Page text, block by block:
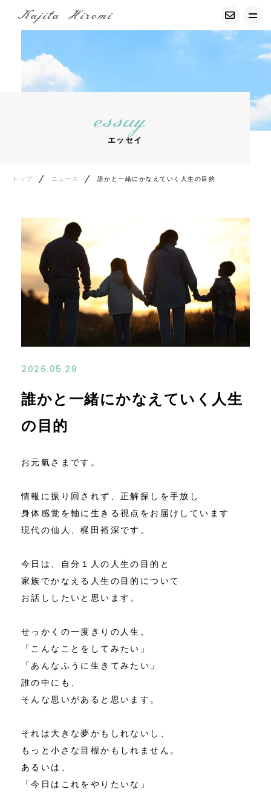
募集中の講座
プロフィール
エッセイ
お問い合わせ
アクセス
essay
エッセイ
トップ ニュース 誰かと一緒にかなえていく人生の目的
2026.05.29
誰かと一緒にかなえていく人生
の目的
お元氣さまです。
情報に振り回されず、正解探しを手放し
身体感覚を軸に生きる視点をお届けしています
現代の仙人、梶田裕深です。
今日は、自分１人の人生の目的と
家族でかなえる人生の目的について
お話ししたいと思います。
せっかくの一度きりの人生。
「こんなことをしてみたい」
「あんなふうに生きてみたい」
誰の中にも、
そんな思いがあると思います。
それは大きな夢かもしれないし、
もっと小さな目標かもしれません。
あるいは、
「今日はこれをやりたいな」